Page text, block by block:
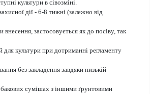
культури в сівозміні.
дії - 6-8 тижні (залежно від
внесення, застосовується як до посіву, так
для культури при дотриманні регламенту
без закладення завдяки низькій
бакових сумішах з іншими ґрунтовими